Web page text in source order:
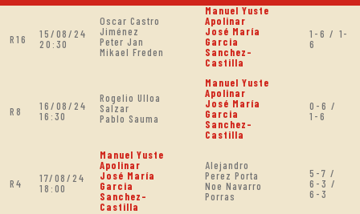
R16
15/08/24
20:30
Oscar Castro
Jiménez
Peter Jan
Mikael Freden
Manuel Yuste
Apolinar
José María
Garcia
Sanchez-
Castilla
1-6 / 1-
6
R8
16/08/24
16:30
Rogelio Ulloa
Salzar
Pablo Sauma
Manuel Yuste
Apolinar
José María
Garcia
Sanchez-
Castilla
0-6 /
1-6
R4
17/08/24
18:00
Manuel Yuste
Apolinar
José María
Garcia
Sanchez-
Castilla
Alejandro
Perez Porta
Noe Navarro
Porras
5-7 /
6-3 /
6-3